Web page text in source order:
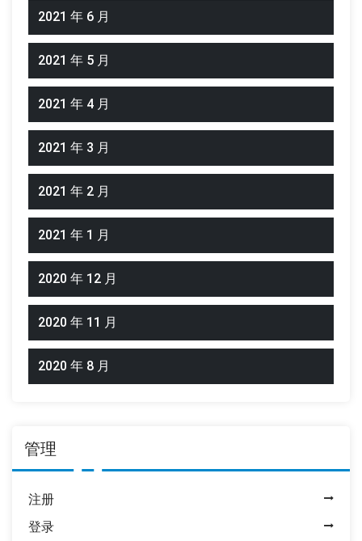
2021 年 6 月
2021 年 5 月
2021 年 4 月
2021 年 3 月
2021 年 2 月
2021 年 1 月
2020 年 12 月
2020 年 11 月
2020 年 8 月
管理
注册
登录